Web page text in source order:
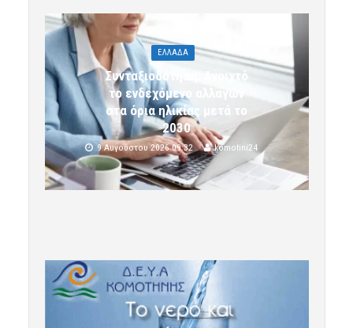
ΕΛΛΑΔΑ
Συνταξιοδότηση: Ανοιχτό
το ενδεχόμενο αλλαγών
στα όρια ηλικίας μετά το
2030
9 Αυγούστου 2026 09:32 komotini24